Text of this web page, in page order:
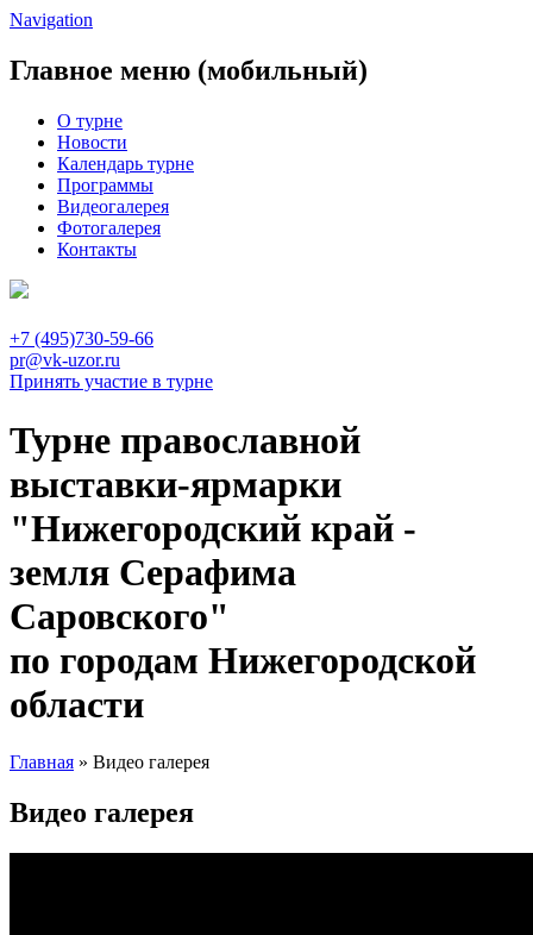
Navigation
Главное меню (мобильный)
О турне
Новости
Календарь турне
Программы
Видеогалерея
Фотогалерея
Контакты
+7 (495)730-59-66
pr@vk-uzor.ru
Принять участие в турне
Турне православной
выставки-ярмарки
"Нижегородский край -
земля Серафима
Саровского"
по городам Нижегородской
области
Главная » Видео галерея
Видео галерея